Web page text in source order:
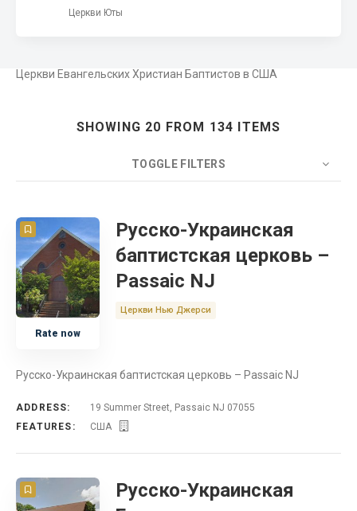
Церкви Юты
Церкви Евангельских Христиан Баптистов в США
SHOWING 20 FROM 134 ITEMS
TOGGLE FILTERS
COUNT 20
Христианская Академия
Библейская Школа
Духовой оркестр
Христианская Газета
Rate now
Русско-Украинская
баптистская церковь –
Passaic NJ
Церкви Нью Джерси
Русско-Украинская баптистская церковь – Passaic NJ
ADDRESS:
19 Summer Street, Passaic NJ 07055
FEATURES:
США
Русско-Украинская